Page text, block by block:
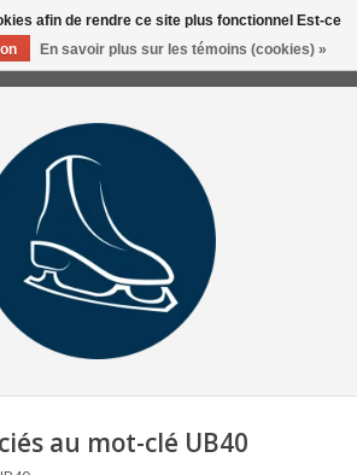
0 Articles - 0,00$CA
au mot-clé UB40
afin de rendre ce site plus fonctionnel Est-ce
En savoir plus sur les témoins (cookies) »